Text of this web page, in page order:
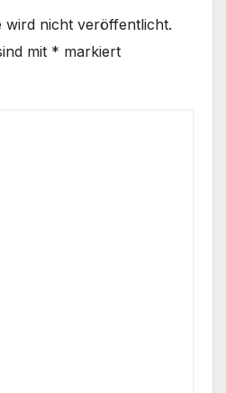
wird nicht veröffentlicht.
mit * markiert